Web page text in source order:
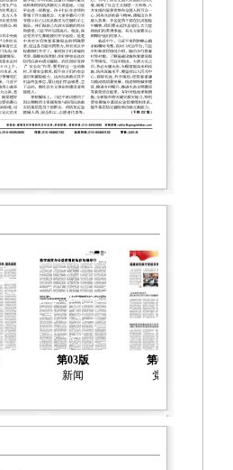
第03版
新闻
第04版
党建